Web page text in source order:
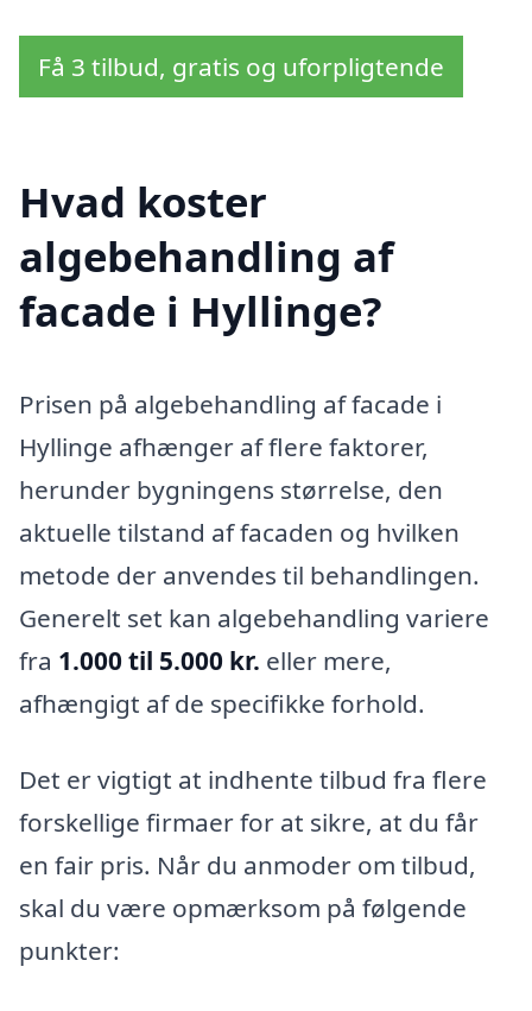
Få 3 tilbud, gratis og uforpligtende
Hvad koster
algebehandling af
facade i Hyllinge?
Prisen på algebehandling af facade i
Hyllinge afhænger af flere faktorer,
herunder bygningens størrelse, den
aktuelle tilstand af facaden og hvilken
metode der anvendes til behandlingen.
Generelt set kan algebehandling variere
fra 1.000 til 5.000 kr. eller mere,
afhængigt af de specifikke forhold.
Det er vigtigt at indhente tilbud fra flere
forskellige firmaer for at sikre, at du får
en fair pris. Når du anmoder om tilbud,
skal du være opmærksom på følgende
punkter: